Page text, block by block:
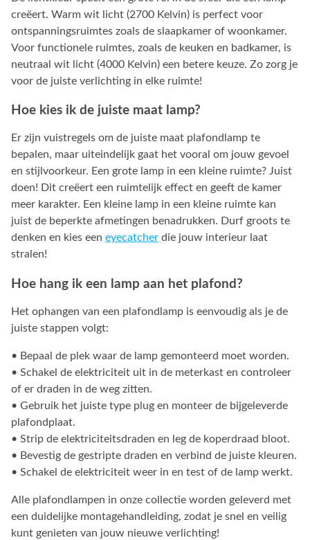
creëert. Warm wit licht (2700 Kelvin) is perfect voor
ontspanningsruimtes zoals de slaapkamer of woonkamer.
Voor functionele ruimtes, zoals de keuken en badkamer, is
neutraal wit licht (4000 Kelvin) een betere keuze. Zo zorg je
voor de juiste verlichting in elke ruimte!
Hoe kies ik de juiste maat lamp?
Er zijn vuistregels om de juiste maat plafondlamp te
bepalen, maar uiteindelijk gaat het vooral om jouw gevoel
en stijlvoorkeur. Een grote lamp in een kleine ruimte? Juist
doen! Dit creëert een ruimtelijk effect en geeft de kamer
meer karakter. Een kleine lamp in een kleine ruimte kan
juist de beperkte afmetingen benadrukken. Durf groots te
denken en kies een eyecatcher die jouw interieur laat
stralen!
Hoe hang ik een lamp aan het plafond?
Het ophangen van een plafondlamp is eenvoudig als je de
juiste stappen volgt:
• Bepaal de plek waar de lamp gemonteerd moet worden.
• Schakel de elektriciteit uit in de meterkast en controleer
of er draden in de weg zitten.
• Gebruik het juiste type plug en monteer de bijgeleverde
plafondplaat.
• Strip de elektriciteitsdraden en leg de koperdraad bloot.
• Bevestig de gestripte draden en verbind de juiste kleuren.
• Schakel de elektriciteit weer in en test of de lamp werkt.
Alle plafondlampen in onze collectie worden geleverd met
een duidelijke montagehandleiding, zodat je snel en veilig
kunt genieten van jouw nieuwe verlichting!